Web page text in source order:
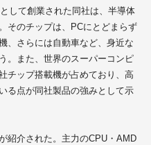
して創業された同社は、半導体
そのチップは、PCにとどまらず
、さらには自動車など、身近な
。また、世界のスーパーコンピ
チップ搭載機が占めており、高
る点が同社製品の強みとして示
紹介された。主力のCPU・AMD